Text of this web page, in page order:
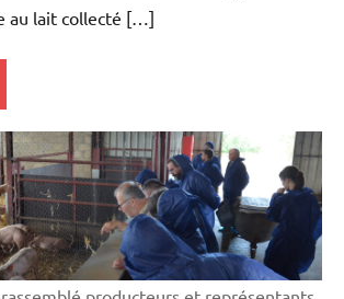
au lait collecté […]